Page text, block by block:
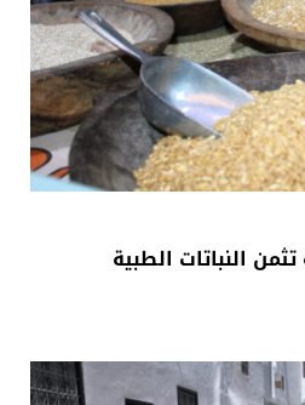
النباتات الطبية